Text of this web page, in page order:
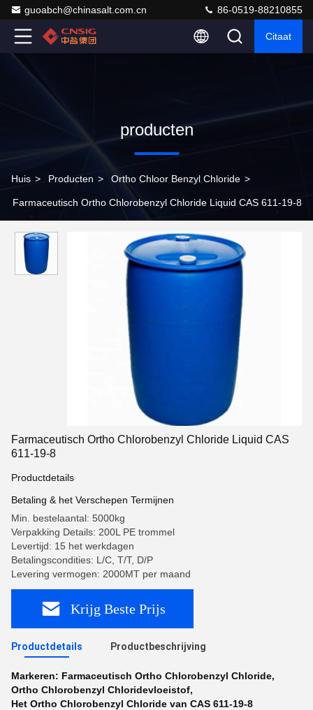
guoabch@chinasalt.com.cn 86-0519-88210855
Citaat
producten
Huis > Producten > Ortho Chloor Benzyl Chloride >
Farmaceutisch Ortho Chlorobenzyl Chloride Liquid CAS 611-19-8
Farmaceutisch Ortho Chlorobenzyl Chloride Liquid CAS
611-19-8
Productdetails
Betaling & het Verschepen Termijnen
Min. bestelaantal: 5000kg
Verpakking Details: 200L PE trommel
Levertijd: 15 het werkdagen
Betalingscondities: L/C, T/T, D/P
Levering vermogen: 2000MT per maand
Krijg Beste Prijs
Productdetails Productbeschrijving
Markeren: Farmaceutisch Ortho Chlorobenzyl Chloride,
Ortho Chlorobenzyl Chloridevloeistof,
Het Ortho Chlorobenzyl Chloride van CAS 611-19-8